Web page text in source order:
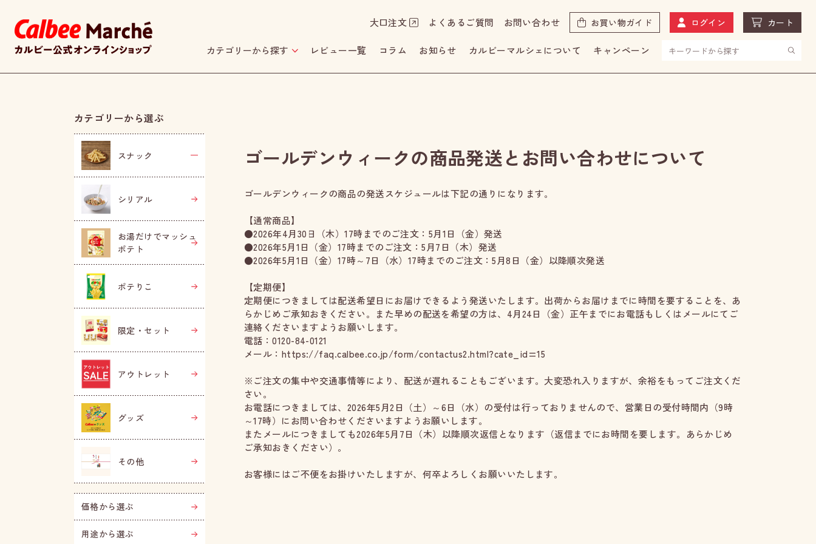
大口注文 よくあるご質問 お問い合わせ お買い物ガイド ログイン カート
カテゴリーから探す レビュー一覧 コラム お知らせ カルビーマルシェについて キャンペーン
カテゴリーから選ぶ
スナック
シリアル
お湯だけでマッシュ
ポテト
ポテりこ
限定・セット
アウトレット
グッズ
その他
価格から選ぶ
用途から選ぶ
ゴールデンウィークの商品発送とお問い合わせについて
ゴールデンウィークの商品の発送スケジュールは下記の通りになります。
【通常商品】
●2026年4月30日（木）17時までのご注文：5月1日（金）発送
●2026年5月1日（金）17時までのご注文：5月7日（木）発送
●2026年5月1日（金）17時～7日（水）17時までのご注文：5月8日（金）以降順次発送
【定期便】
定期便につきましては配送希望日にお届けできるよう発送いたします。出荷からお届けまでに時間を要することを、あ
らかじめご承知おきください。また早めの配送を希望の方は、4月24日（金）正午までにお電話もしくはメールにてご
連絡くださいますようお願いします。
電話：0120-84-0121
メール：https://faq.calbee.co.jp/form/contactus2.html?cate_id=15
※ご注文の集中や交通事情等により、配送が遅れることもございます。大変恐れ入りますが、余裕をもってご注文くだ
さい。
お電話につきましては、2026年5月2日（土）～6日（水）の受付は行っておりませんので、営業日の受付時間内（9時
～17時）にお問い合わせくださいますようお願いします。
またメールにつきましても2026年5月7日（木）以降順次返信となります（返信までにお時間を要します。あらかじめ
ご承知おきください）。
お客様にはご不便をお掛けいたしますが、何卒よろしくお願いいたします。